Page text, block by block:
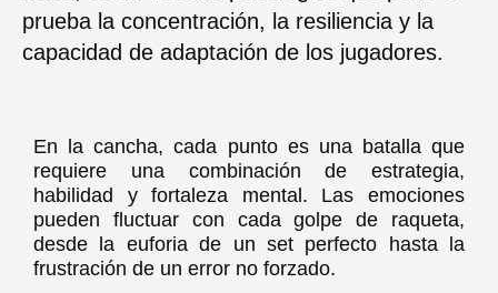
prueba la concentración, la resiliencia y la
capacidad de adaptación de los jugadores.
En la cancha, cada punto es una batalla que
requiere una combinación de estrategia,
habilidad y fortaleza mental. Las emociones
pueden fluctuar con cada golpe de raqueta,
desde la euforia de un set perfecto hasta la
frustración de un error no forzado.